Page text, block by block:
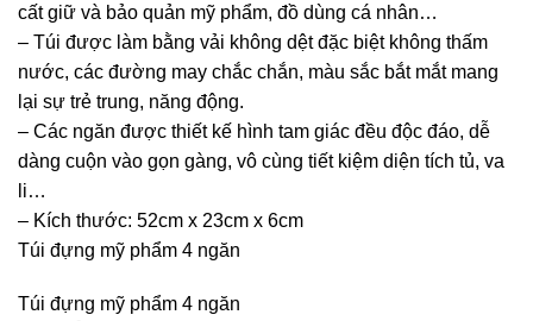
cất giữ và bảo quản mỹ phẩm, đồ dùng cá nhân…
– Túi được làm bằng vải không dệt đặc biệt không thấm
nước, các đường may chắc chắn, màu sắc bắt mắt mang
lại sự trẻ trung, năng động.
– Các ngăn được thiết kế hình tam giác đều độc đáo, dễ
dàng cuộn vào gọn gàng, vô cùng tiết kiệm diện tích tủ, va
li…
– Kích thước: 52cm x 23cm x 6cm
Túi đựng mỹ phẩm 4 ngăn
Túi đựng mỹ phẩm 4 ngăn